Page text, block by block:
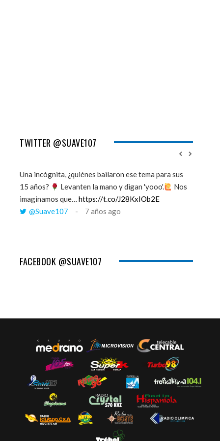
TWITTER @SUAVE107
Una incógnita, ¿quiénes bailaron ese tema para sus
15 años?
Levanten la mano y digan 'yooo'.
Nos
imaginamos que… https://t.co/J28KxIOb2E
@Suave107
7 años ago
FACEBOOK @SUAVE107